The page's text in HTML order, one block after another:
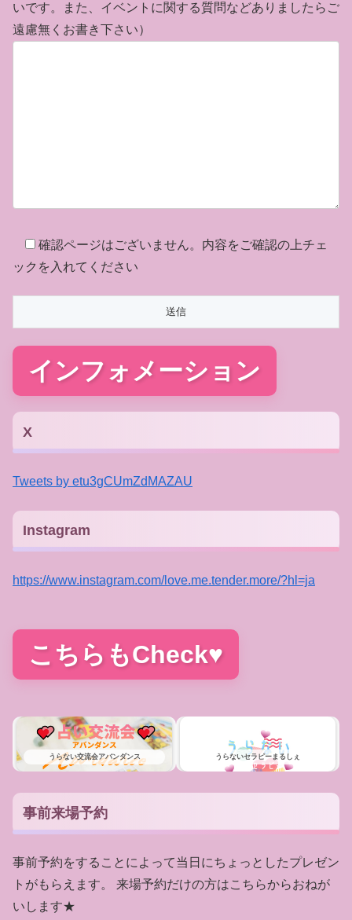
いです。また、イベントに関する質問などありましたらご
遠慮無くお書き下さい）
確認ページはございません。内容をご確認の上チェ
ックを入れてください
インフォメーション
X
Tweets by etu3gCUmZdMAZAU
Instagram
https://www.instagram.com/love.me.tender.more/?hl=ja
こちらもCheck♥
うらない交流会アバンダンス うらないセラピーまるしぇ
事前来場予約
事前予約をすることによって当日にちょっとしたプレゼン
トがもらえます。 来場予約だけの方はこちらからおねが
いします★